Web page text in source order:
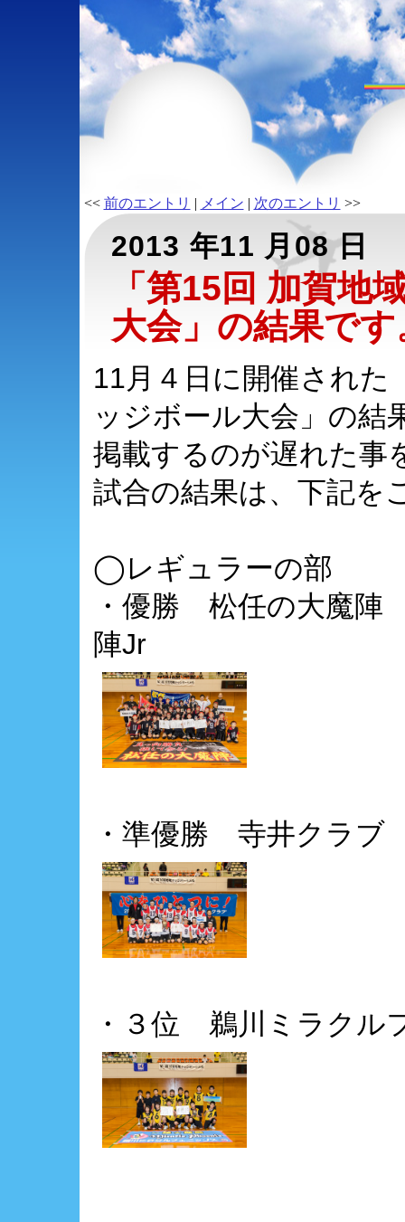
<< 前のエントリ | メイン | 次のエントリ >>
2013 年11 月08 日
「第15回 加賀地
大会」の結果です
11月４日に開催された
ッジボール大会」の結
掲載するのが遅れた事
試合の結果は、下記を
◯レギュラーの部
・優勝 松任の大魔
陣Jr
・準優勝 寺井クラブ
・３位 鵜川ミラクル